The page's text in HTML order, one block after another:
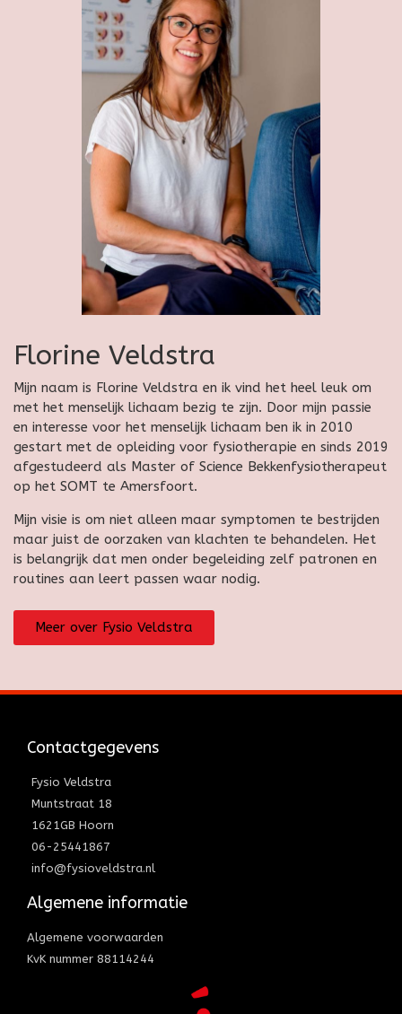
Florine Veldstra
Mijn naam is Florine Veldstra en ik vind het heel leuk om
met het menselijk lichaam bezig te zijn. Door mijn passie
en interesse voor het menselijk lichaam ben ik in 2010
gestart met de opleiding voor fysiotherapie en sinds 2019
afgestudeerd als Master of Science Bekkenfysiotherapeut
op het SOMT te Amersfoort.
Mijn visie is om niet alleen maar symptomen te bestrijden
maar juist de oorzaken van klachten te behandelen. Het
is belangrijk dat men onder begeleiding zelf patronen en
routines aan leert passen waar nodig.
Meer over Fysio Veldstra
Contactgegevens
Fysio Veldstra
Muntstraat 18
1621GB Hoorn
06-25441867
info@fysioveldstra.nl
Algemene informatie
Algemene voorwaarden
KvK nummer 88114244